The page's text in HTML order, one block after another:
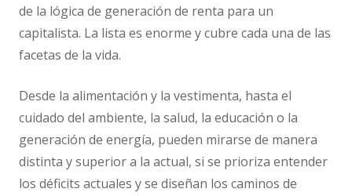
de la lógica de generación de renta para un
capitalista. La lista es enorme y cubre cada una de las
facetas de la vida.
Desde la alimentación y la vestimenta, hasta el
cuidado del ambiente, la salud, la educación o la
generación de energía, pueden mirarse de manera
distinta y superior a la actual, si se prioriza entender
los déficits actuales y se diseñan los caminos de